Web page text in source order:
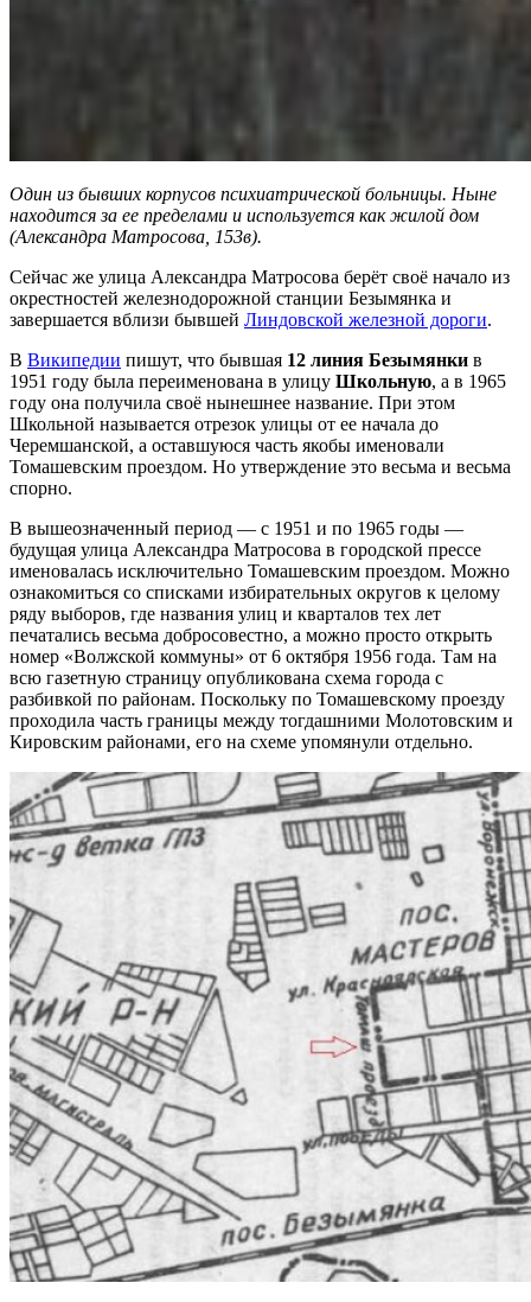
Один из бывших корпусов психиатрической больницы. Ныне
находится за ее пределами и используется как жилой дом
(Александра Матросова, 153в).
Сейчас же улица Александра Матросова берёт своё начало из
окрестностей железнодорожной станции Безымянка и
завершается вблизи бывшей Линдовской железной дороги.
В Википедии пишут, что бывшая 12 линия Безымянки в
1951 году была переименована в улицу Школьную, а в 1965
году она получила своё нынешнее название. При этом
Школьной называется отрезок улицы от ее начала до
Черемшанской, а оставшуюся часть якобы именовали
Томашевским проездом. Но утверждение это весьма и весьма
спорно.
В вышеозначенный период — с 1951 и по 1965 годы —
будущая улица Александра Матросова в городской прессе
именовалась исключительно Томашевским проездом. Можно
ознакомиться со списками избирательных округов к целому
ряду выборов, где названия улиц и кварталов тех лет
печатались весьма добросовестно, а можно просто открыть
номер «Волжской коммуны» от 6 октября 1956 года. Там на
всю газетную страницу опубликована схема города с
разбивкой по районам. Поскольку по Томашевскому проезду
проходила часть границы между тогдашними Молотовским и
Кировским районами, его на схеме упомянули отдельно.